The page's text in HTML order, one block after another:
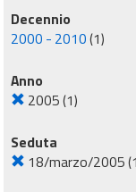
Decennio
2000 - 2010(1)
Anno
2005(1)
Seduta
18/marzo/2005